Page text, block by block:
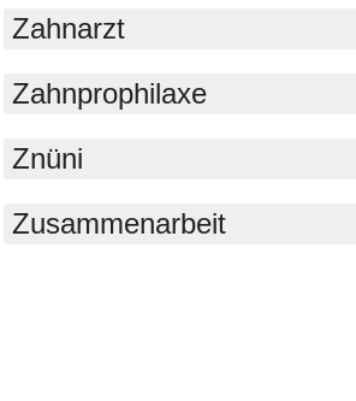
Zahnarzt
Zahnprophilaxe
Znüni
Zusammenarbeit